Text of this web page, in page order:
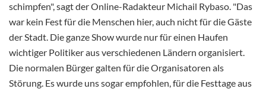
schimpfen", sagt der Online-Radakteur Michail Rybaso. "Das
war kein Fest für die Menschen hier, auch nicht für die Gäste
der Stadt. Die ganze Show wurde nur für einen Haufen
wichtiger Politiker aus verschiedenen Ländern organisiert.
Die normalen Bürger galten für die Organisatoren als
Störung. Es wurde uns sogar empfohlen, für die Festtage aus